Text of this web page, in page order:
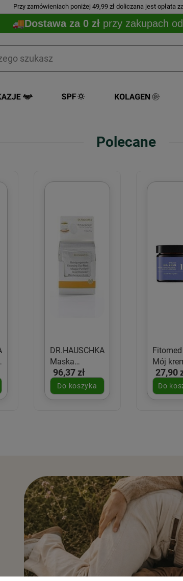
Przy zamówieniach poniżej 49,99 zł doliczana jest opłata
Dostawa za 0 zł przy zakupach
Polecane
DR.HAUSCHKA
Maska
oczyszczająca
1 x 10g
96,37 zł
Do koszyka
Mój
nr 12
do cery
27,90
Do